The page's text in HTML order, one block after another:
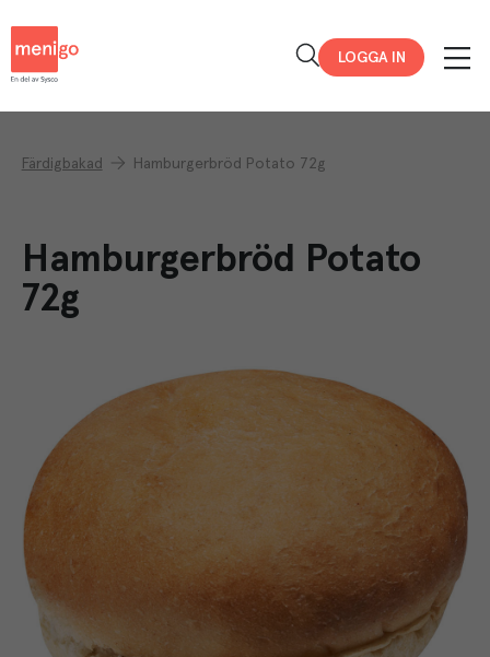
LOGGA IN
Färdigbakad Hamburgerbröd Potato 72g
Hamburgerbröd Potato
72g